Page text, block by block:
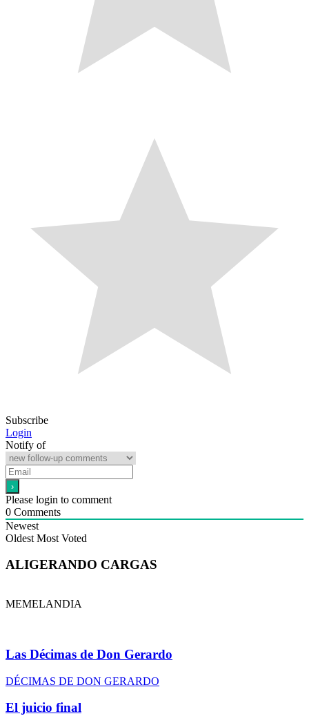
Subscribe
Login
Notify of
Please login to comment
0 Comments
Newest
Oldest Most Voted
ALIGERANDO CARGAS
MEMELANDIA
Las Décimas de Don Gerardo
DÉCIMAS DE DON GERARDO
El juicio final